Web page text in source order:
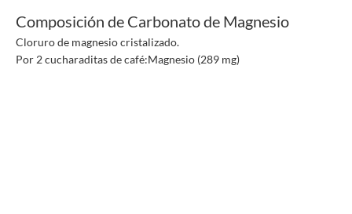
Composición de Carbonato de Magnesio
Cloruro de magnesio cristalizado.
Por 2 cucharaditas de café:Magnesio (289 mg)